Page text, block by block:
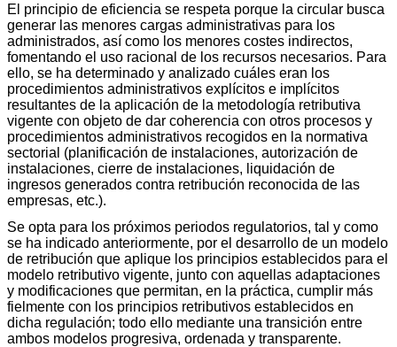
El principio de eficiencia se respeta porque la circular busca
generar las menores cargas administrativas para los
administrados, así como los menores costes indirectos,
fomentando el uso racional de los recursos necesarios. Para
ello, se ha determinado y analizado cuáles eran los
procedimientos administrativos explícitos e implícitos
resultantes de la aplicación de la metodología retributiva
vigente con objeto de dar coherencia con otros procesos y
procedimientos administrativos recogidos en la normativa
sectorial (planificación de instalaciones, autorización de
instalaciones, cierre de instalaciones, liquidación de
ingresos generados contra retribución reconocida de las
empresas, etc.).
Se opta para los próximos periodos regulatorios, tal y como
se ha indicado anteriormente, por el desarrollo de un modelo
de retribución que aplique los principios establecidos para el
modelo retributivo vigente, junto con aquellas adaptaciones
y modificaciones que permitan, en la práctica, cumplir más
fielmente con los principios retributivos establecidos en
dicha regulación; todo ello mediante una transición entre
ambos modelos progresiva, ordenada y transparente.